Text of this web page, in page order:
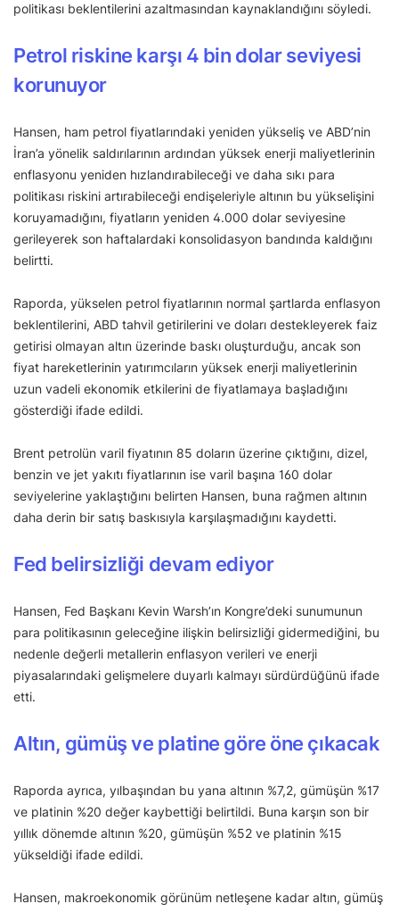
politikası beklentilerini azaltmasından kaynaklandığını söyledi.
Petrol riskine karşı 4 bin dolar seviyesi
korunuyor
Hansen, ham petrol fiyatlarındaki yeniden yükseliş ve ABD’nin
İran’a yönelik saldırılarının ardından yüksek enerji maliyetlerinin
enflasyonu yeniden hızlandırabileceği ve daha sıkı para
politikası riskini artırabileceği endişeleriyle altının bu yükselişini
koruyamadığını, fiyatların yeniden 4.000 dolar seviyesine
gerileyerek son haftalardaki konsolidasyon bandında kaldığını
belirtti.
Raporda, yükselen petrol fiyatlarının normal şartlarda enflasyon
beklentilerini, ABD tahvil getirilerini ve doları destekleyerek faiz
getirisi olmayan altın üzerinde baskı oluşturduğu, ancak son
fiyat hareketlerinin yatırımcıların yüksek enerji maliyetlerinin
uzun vadeli ekonomik etkilerini de fiyatlamaya başladığını
gösterdiği ifade edildi.
Brent petrolün varil fiyatının 85 doların üzerine çıktığını, dizel,
benzin ve jet yakıtı fiyatlarının ise varil başına 160 dolar
seviyelerine yaklaştığını belirten Hansen, buna rağmen altının
daha derin bir satış baskısıyla karşılaşmadığını kaydetti.
Fed belirsizliği devam ediyor
Hansen, Fed Başkanı Kevin Warsh’ın Kongre’deki sunumunun
para politikasının geleceğine ilişkin belirsizliği gidermediğini, bu
nedenle değerli metallerin enflasyon verileri ve enerji
piyasalarındaki gelişmelere duyarlı kalmayı sürdürdüğünü ifade
etti.
Altın, gümüş ve platine göre öne çıkacak
Raporda ayrıca, yılbaşından bu yana altının %7,2, gümüşün %17
ve platinin %20 değer kaybettiği belirtildi. Buna karşın son bir
yıllık dönemde altının %20, gümüşün %52 ve platinin %15
yükseldiği ifade edildi.
Hansen, makroekonomik görünüm netleşene kadar altın, gümüş